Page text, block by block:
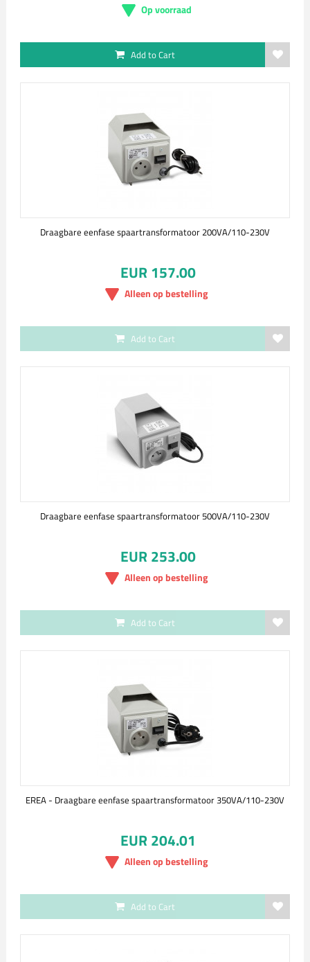
Op voorraad
Add to Cart
Draagbare eenfase spaartransformatoor 200VA/110-230V
EUR 157.00
Alleen op bestelling
Add to Cart
Draagbare eenfase spaartransformatoor 500VA/110-230V
EUR 253.00
Alleen op bestelling
Add to Cart
EREA - Draagbare eenfase spaartransformatoor 350VA/110-230V
EUR 204.01
Alleen op bestelling
Add to Cart